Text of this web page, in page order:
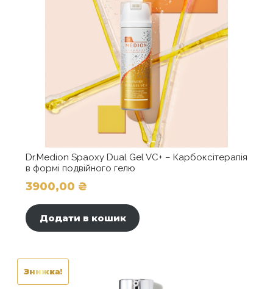
Dr.Medion Spaoxy Dual Gel VC+ – Карбоксітерапія
в формі подвійного гелю
3900,00 ₴
Додати в кошик
Знижка!